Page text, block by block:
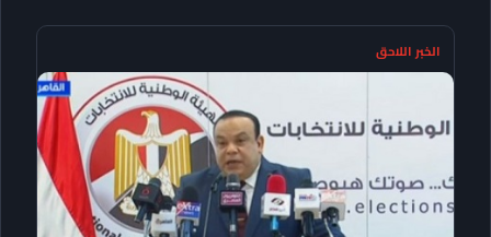
الخبر اللاحق